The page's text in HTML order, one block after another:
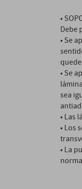
•
Debe
• Se
• Se
sea
• Las
• Los
• La